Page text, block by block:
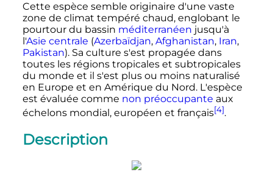
Cette espèce semble originaire d'une vaste
zone de climat tempéré chaud, englobant le
pourtour du bassin méditerranéen jusqu'à
l'Asie centrale (Azerbaïdjan, Afghanistan, Iran,
Pakistan). Sa culture s'est propagée dans
toutes les régions tropicales et subtropicales
du monde et il s'est plus ou moins naturalisé
en Europe et en Amérique du Nord. L'espèce
est évaluée comme non préoccupante aux
échelons mondial, européen et français[4].
Description